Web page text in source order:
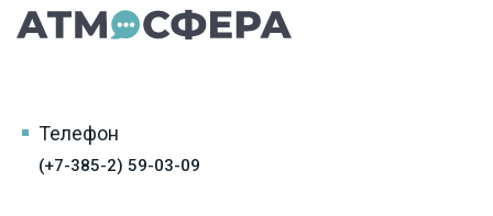
Телефон
(+7-385-2) 59-03-09